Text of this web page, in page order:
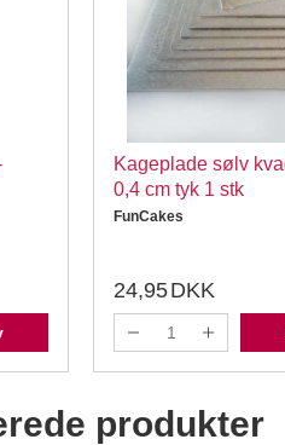
Kageplade sølv
0,4 cm tyk 1 stk
FunCakes
24,95DKK
produkter